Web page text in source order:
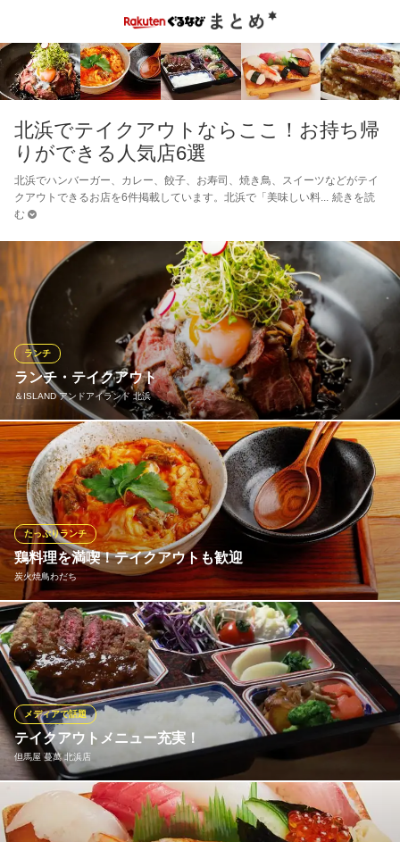
北浜でテイクアウトならここ！お持ち帰
りができる人気店6選
北浜でハンバーガー、カレー、餃子、お寿司、焼き鳥、スイーツなどがテイ
クアウトできるお店を6件掲載しています。北浜で「美味しい料
続きを読
む
ランチ・テイクアウト
＆ISLAND アンドアイランド 北浜
ランチ
ランチタイムには、肉バルならではの肉の旨味を気軽に楽しめる
「アイランド・ローストビーフ丼」が大人気です。テイクアウト
にも対応しており、幅広いシーンで当店の美食をご堪能いただけ
ます。月替わりのオーバーライスや断面が鮮やかなサンドイッチ
も好評です。
＆ISLAND アンドアイランド 北浜
リバーサイド肉バル
京阪本線淀屋橋駅 徒歩2分
大阪府大阪市中央区北浜2-1-23
鶏料理を満喫！テイクアウトも歓迎
炭火焼鳥わだち
たっぷりランチ
自慢の鶏料理を使った厳選メニューをランチタイムにお楽しみく
ださい♪濃厚な玉子を使った親子丼や名物炭火焼きなど、鶏料理の
ランチ定食を6種ご用意しています。ごはんはおかわり自由♪たっ
ぷり食べて午後からの英気を養ってください。オフィスやご自宅
で楽しみたいという方には、テイクアウトもご用意しています！
炭火焼鳥わだち
北浜の鶏料理＆居酒屋
大阪メトロ堺筋線北浜駅6番出口 徒歩2分
大阪府大阪市中央区伏見町2-4-4
テイクアウトメニュー充実！
但馬屋 蔓萬 北浜店
メディアで話題
ご自宅やオフィスなど身近で当店名物のＡ５ランクステーキをお
持ち帰りで是非！専用御膳、お弁当メニューございます！※現在デ